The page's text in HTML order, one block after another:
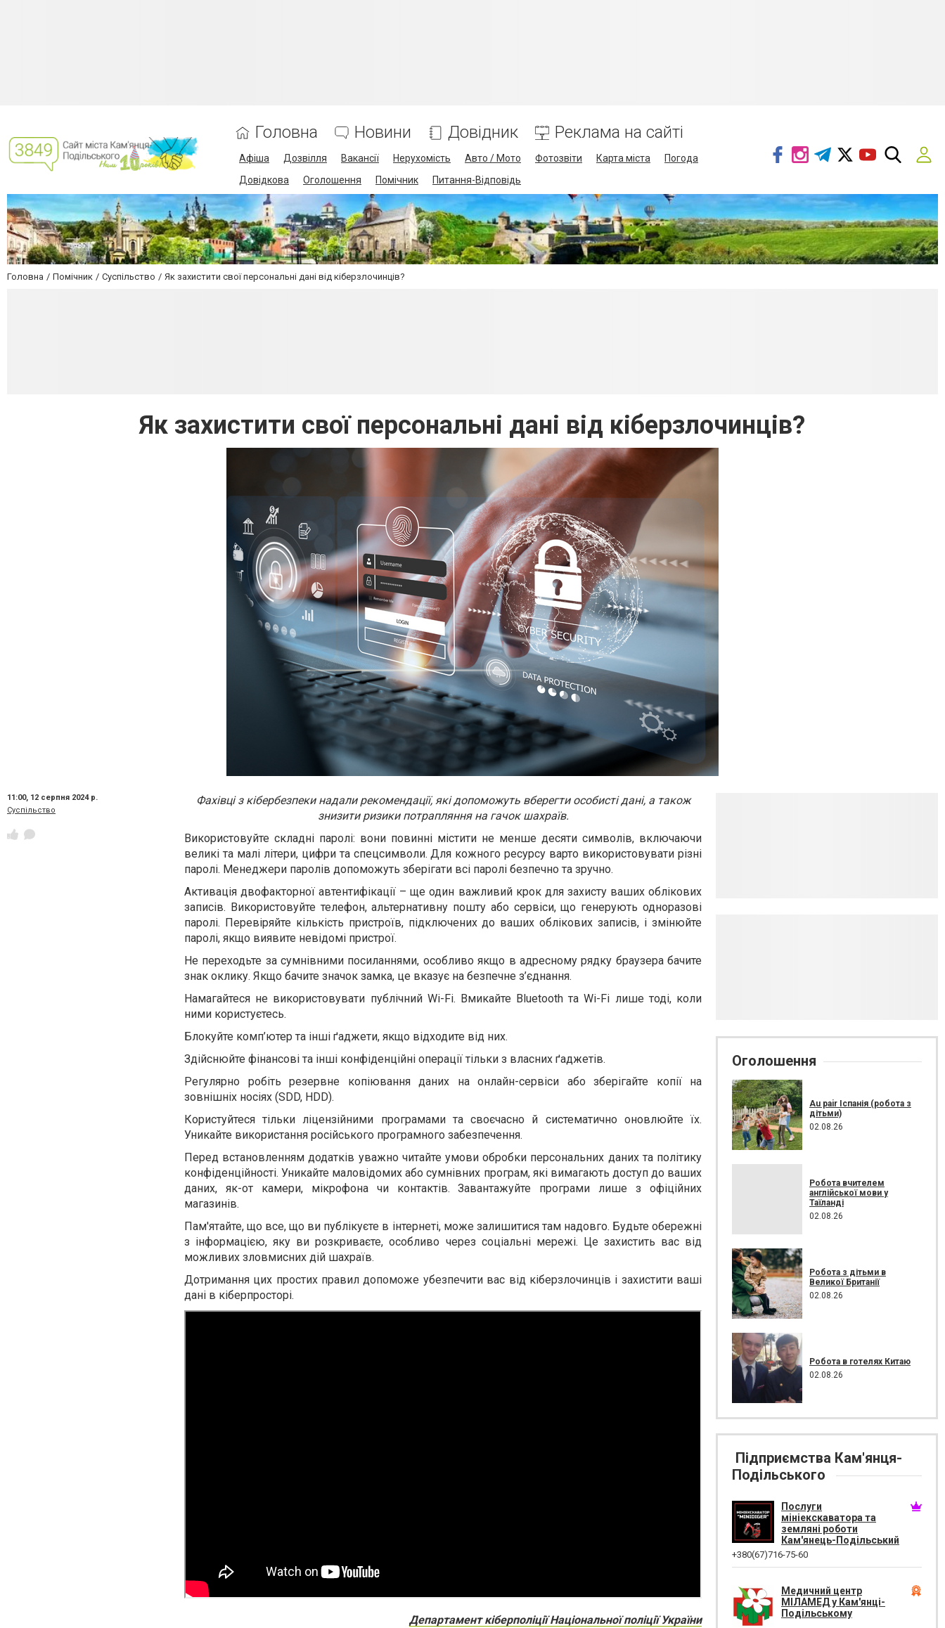
Головна Новини Довідник Реклама на сайті
Афіша Дозвілля Вакансії Нерухомість Авто / Мото Фотозвіти Карта міста
Погода
Довідкова
Оголошення Помічник Питання-Відповідь
Головна Помічник Суспільство Як захистити свої персональні дані від кіберзлочинців?
Як захистити свої персональні дані від кіберзлочинців?
11:00, 12 серпня 2024 р.
Суспільство
Фахівці з кібербезпеки надали рекомендації, які допоможуть вберегти особисті дані, а також
знизити ризики потрапляння на гачок шахраїв.
Використовуйте складні паролі: вони повинні містити не менше десяти символів, включаючи
великі та малі літери, цифри та спецсимволи. Для кожного ресурсу варто використовувати різні
паролі. Менеджери паролів допоможуть зберігати всі паролі безпечно та зручно.
Активація двофакторної автентифікації – ще один важливий крок для захисту ваших облікових
записів. Використовуйте телефон, альтернативну пошту або сервіси, що генерують одноразові
паролі. Перевіряйте кількість пристроїв, підключених до ваших облікових записів, і змінюйте
паролі, якщо виявите невідомі пристрої.
Не переходьте за сумнівними посиланнями, особливо якщо в адресному рядку браузера бачите
знак оклику. Якщо бачите значок замка, це вказує на безпечне з’єднання.
Намагайтеся не використовувати публічний Wi-Fi. Вмикайте Bluetooth та Wi-Fi лише тоді, коли
ними користуєтесь.
Блокуйте комп’ютер та інші ґаджети, якщо відходите від них.
Здійснюйте фінансові та інші конфіденційні операції тільки з власних ґаджетів.
Регулярно робіть резервне копіювання даних на онлайн-сервіси або зберігайте копії на
зовнішніх носіях (SDD, HDD).
Користуйтеся тільки ліцензійними програмами та своєчасно й систематично оновлюйте їх.
Уникайте використання російського програмного забезпечення.
Перед встановленням додатків уважно читайте умови обробки персональних даних та політику
конфіденційності. Уникайте маловідомих або сумнівних програм, які вимагають доступ до ваших
даних, як-от камери, мікрофона чи контактів. Завантажуйте програми лише з офіційних
магазинів.
Пам'ятайте, що все, що ви публікуєте в інтернеті, може залишитися там надовго. Будьте обережні
з інформацією, яку ви розкриваєте, особливо через соціальні мережі. Це захистить вас від
можливих зловмисних дій шахраїв.
Дотримання цих простих правил допоможе убезпечити вас від кіберзлочинців і захистити ваші
дані в кіберпросторі.
Департамент кіберполіціїНаціональної поліції України
Оголошення
Au pair Іспанія (робота з
дітьми)
02.08.26
Робота вчителем
англійської мови у
Таїланді
02.08.26
Робота з дітьми в
Великої Британії
02.08.26
Робота в готелях Китаю
02.08.26
Підприємства Кам'янця-
Подільського
Послуги
мініекскаватора та
земляні роботи
Кам'янець-Подільський
+380(67)716-75-60
Медичний центр
МІЛАМЕД у Кам'янці-
Подільському